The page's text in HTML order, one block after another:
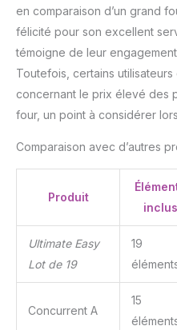
en comparaison d’un grand
félicité pour son excellent
témoigne de leur
Toutefois, certains
concernant le prix élevé des
four, un point à considérer
Comparaison avec d’autres
Produit
inclus
Ultimate Easy
Lot de 19
19
Concurrent A
15